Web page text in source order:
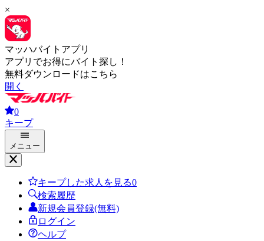
×
マッハバイトアプリ
アプリでお得にバイト探し！
無料ダウンロードはこちら
開く
0
キープ
メニュー
キープした求人を見る0
検索履歴
新規会員登録(無料)
ログイン
ヘルプ